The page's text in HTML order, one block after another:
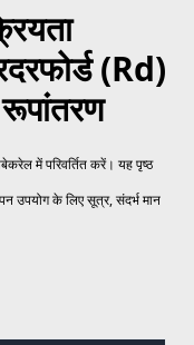
(Rd)
में परिवर्तित करें। यह पृष्ठ
उपयोग के लिए सूत्र, संदर्भ मान